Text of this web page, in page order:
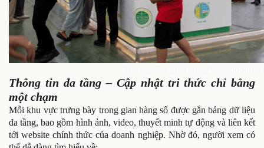
Thông tin đa tầng – Cập nhật tri thức chỉ bằng
một chạm
Mỗi khu vực trưng bày trong gian hàng số được gắn bảng dữ liệu
đa tầng, bao gồm hình ảnh, video, thuyết minh tự động và liên kết
tới website chính thức của doanh nghiệp. Nhờ đó, người xem có